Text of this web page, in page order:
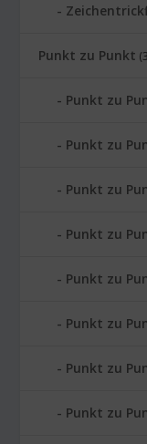
Punkt zu Punkt
Punkt zu
Punkt zu
Punkt zu
Punkt zu
Punkt zu
Punkt zu
Punkt zu
Punkt zu